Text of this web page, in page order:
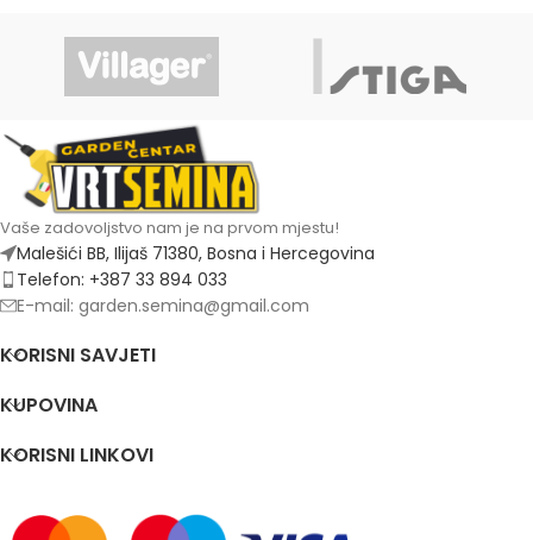
Vaše zadovoljstvo nam je na prvom mjestu!
Malešići BB, Ilijaš 71380, Bosna i Hercegovina
Telefon: +387 33 894 033
E-mail: garden.semina@gmail.com
KORISNI SAVJETI
KUPOVINA
KORISNI LINKOVI